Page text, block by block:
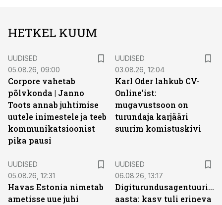
HETKEL KUUM
UUDISED
05.08.26, 09:00
Corpore vahetab
põlvkonda | Janno
Toots annab juhtimise
uutele inimestele ja teeb
kommunikatsioonist
pika pausi
UUDISED
03.08.26, 12:04
Karl Oder lahkub CV-
Online’ist:
mugavustsoon on
turundaja karjääri
suurim komistuskivi
UUDISED
05.08.26, 12:31
Havas Estonia nimetab
ametisse uue juhi
UUDISED
06.08.26, 13:17
Digiturundusagentuuride
aasta: kasv tuli erineva